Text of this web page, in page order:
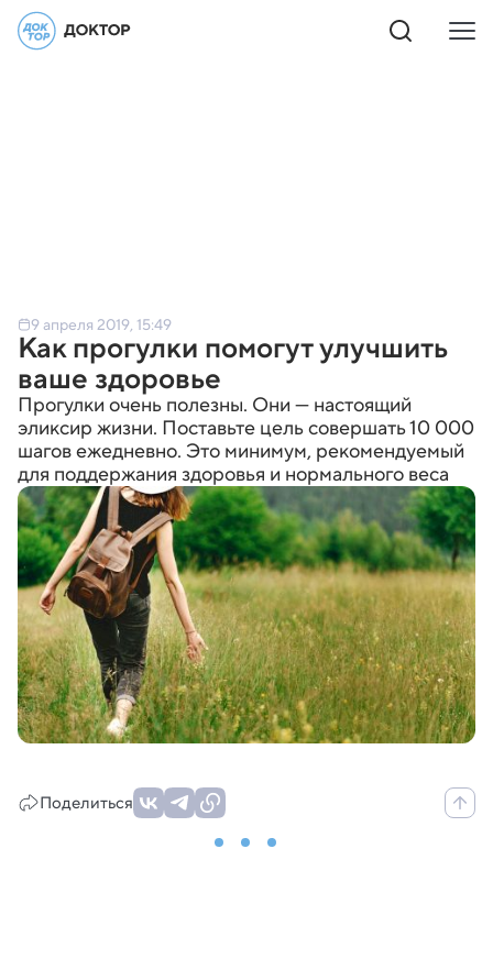
9 апреля 2019, 15:49
Как прогулки помогут улучшить
ваше здоровье
Прогулки очень полезны. Они — настоящий
эликсир жизни. Поставьте цель совершать 10 000
шагов ежедневно. Это минимум, рекомендуемый
для поддержания здоровья и нормального веса
Поделиться